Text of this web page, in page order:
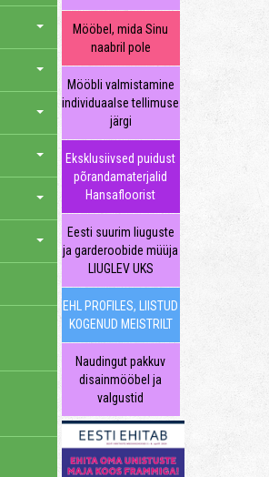
Mööbel, mida Sinu
naabril pole
Mööbli valmistamine
individuaalse tellimuse
järgi
Eksklusiivsed puidust
põrandamaterjalid
Hansafloorist
Eesti suurim liuguste
ja garderoobide müüja
LIUGLEV UKS
EHL PROFILES, LIISTUD
KOGENUD MEISTRILT
Naudingut pakkuv
disainmööbel ja
valgustid